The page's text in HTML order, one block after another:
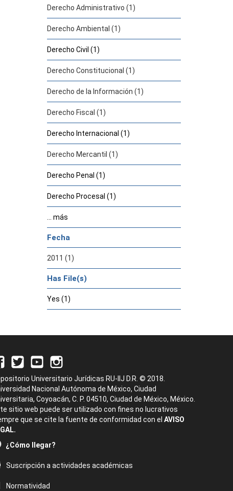
Derecho Administrativo (1)
Derecho Ambiental (1)
Derecho Civil (1)
Derecho Constitucional (1)
Derecho de la Información (1)
Derecho Fiscal (1)
Derecho Internacional (1)
Derecho Mercantil (1)
Derecho Penal (1)
Derecho Procesal (1)
... más
Fecha
2011 (1)
Has File(s)
Yes (1)
Universitario Jurídicas RU-IIJ D.R. © 2018.
Nacional Autónoma de México, Ciudad
Coyoacán, C. P. 04510, Ciudad de México, México.
sitio web puede ser utilizado con fines no lucrativos
que se cite la fuente de conformidad con el AVISO
¿Cómo llegar?
Suscripción a actividades académicas
Normatividad